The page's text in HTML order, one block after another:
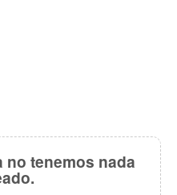
no tenemos nada